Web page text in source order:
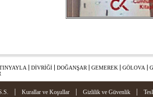
DİVRİĞİ DOĞANŞAR GEMEREK GÖLOVA
| Kurallar ve Koşullar | Gizlilik ve Güvenlik |